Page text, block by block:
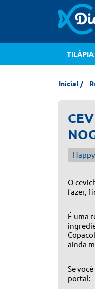
TILÁPIA
Inicial
O
fazer,
É uma
ainda
Se
portal: